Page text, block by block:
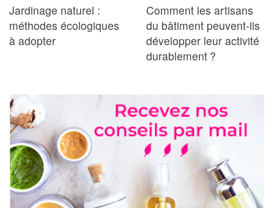
Jardinage naturel :
méthodes écologiques
à adopter
Comment les artisans
du bâtiment peuvent-ils
développer leur activité
durablement ?